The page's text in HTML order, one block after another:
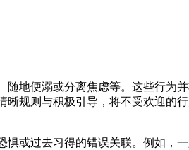
地便溺或分离焦虑等。这些行为
规则与积极引导，将不受欢迎
过去习得的错误关联。例如，